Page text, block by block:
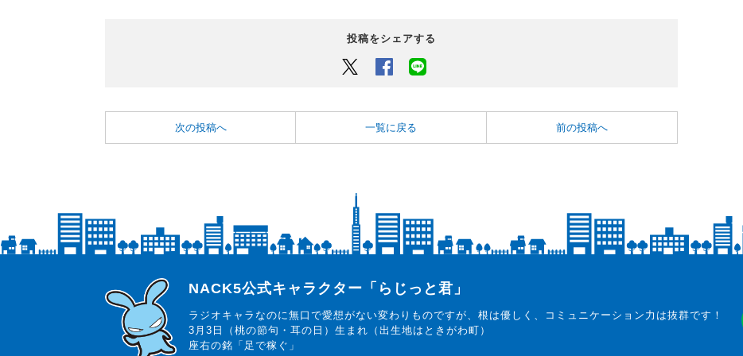
投稿をシェアする
Twitter Facebook
次の投稿へ 一覧に戻る 前の投稿へ
らじっと君
NACK5公式キャラクター「らじっと君」
ラジオキャラなのに無口で愛想がない変わりものですが、根は優しく、コミュニケーション力は抜群です！
3月3日（桃の節句・耳の日）生まれ（出生地はときがわ町）
座右の銘「足で稼ぐ」